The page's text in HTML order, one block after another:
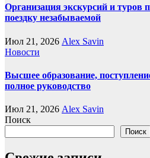
Организация экскурсий и туров
поездку незабываемой
Июл 21, 2026 Alex Savin
Новости
Высшее образование,
полное руководство
Июл 21, 2026 Alex Savin
Поиск
Поиск